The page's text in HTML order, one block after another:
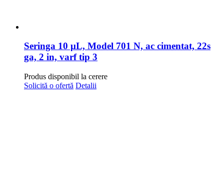
Seringa 10 μL, Model 701 N, ac cimentat, 22s
ga, 2 in, varf tip 3
Produs disponibil la cerere
Solicită o ofertă Detalii